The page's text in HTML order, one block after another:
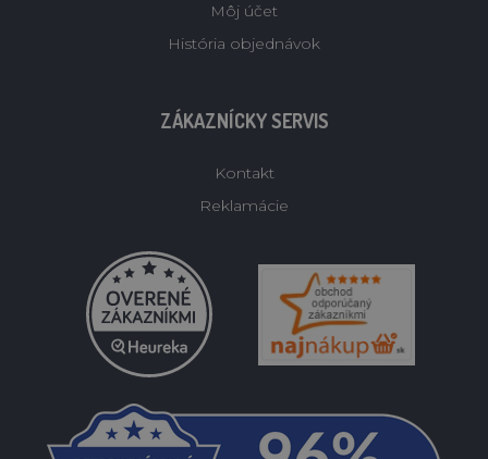
Môj účet
História objednávok
ZÁKAZNÍCKY SERVIS
Kontakt
Reklamácie